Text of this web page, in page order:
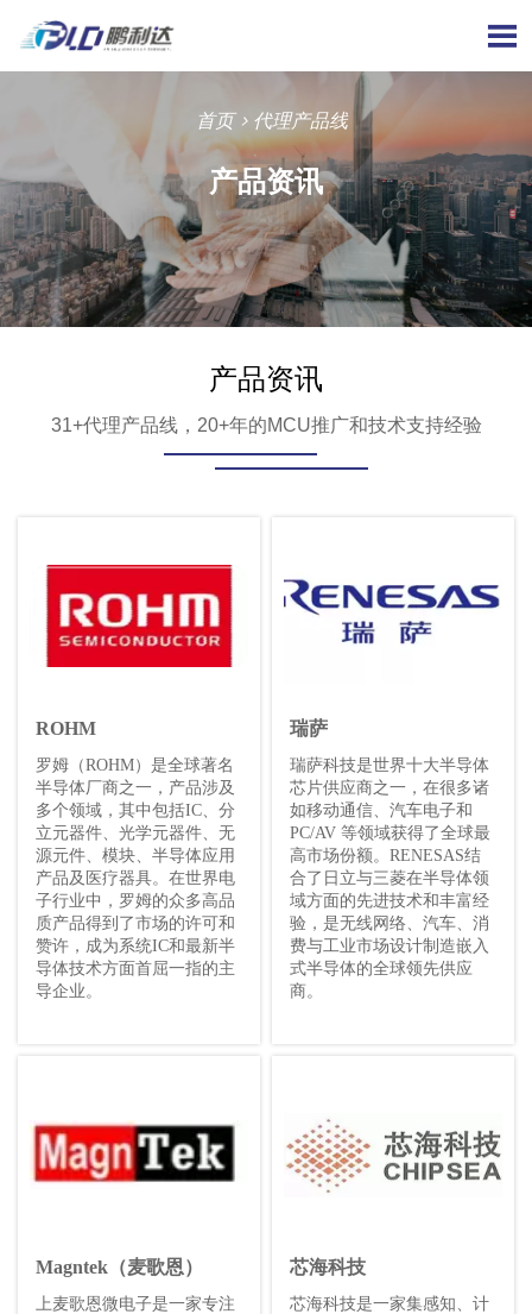

首页> 代理产品线
产品资讯
产品资讯
31+代理产品线，20+年的MCU推广和技术支持经验
ROHM
罗姆（ROHM）是全球著名
半导体厂商之一，产品涉及
多个领域，其中包括IC、分
立元器件、光学元器件、无
源元件、模块、半导体应用
产品及医疗器具。在世界电
子行业中，罗姆的众多高品
质产品得到了市场的许可和
赞许，成为系统IC和最新半
导体技术方面首屈一指的主
导企业。
瑞萨
瑞萨科技是世界十大半导体
芯片供应商之一，在很多诸
如移动通信、汽车电子和
PC/AV 等领域获得了全球最
高市场份额。RENESAS结
合了日立与三菱在半导体领
域方面的先进技术和丰富经
验，是无线网络、汽车、消
费与工业市场设计制造嵌入
式半导体的全球领先供应
商。
Magntek（麦歌恩）
上麦歌恩微电子是一家专注
芯海科技
芯海科技是一家集感知、计